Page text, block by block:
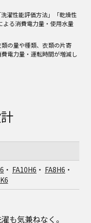
濯性能評価方法」「乾燥性
よる消費電力量・使用水量
の量や種類、衣類の片寄
電力量・運転時間が増減し
・ FA10H6 ・ FA8H6 ・
も気兼ねなく。